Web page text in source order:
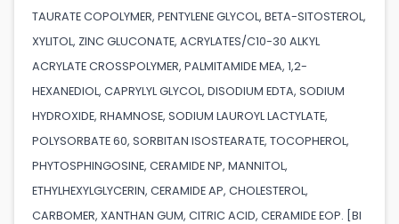
TAURATE COPOLYMER, PENTYLENE GLYCOL, BETA-SITOSTEROL,
XYLITOL, ZINC GLUCONATE, ACRYLATES/C10-30 ALKYL
ACRYLATE CROSSPOLYMER, PALMITAMIDE MEA, 1,2-
HEXANEDIOL, CAPRYLYL GLYCOL, DISODIUM EDTA, SODIUM
HYDROXIDE, RHAMNOSE, SODIUM LAUROYL LACTYLATE,
POLYSORBATE 60, SORBITAN ISOSTEARATE, TOCOPHEROL,
PHYTOSPHINGOSINE, CERAMIDE NP, MANNITOL,
ETHYLHEXYLGLYCERIN, CERAMIDE AP, CHOLESTEROL,
CARBOMER, XANTHAN GUM, CITRIC ACID, CERAMIDE EOP. [BI